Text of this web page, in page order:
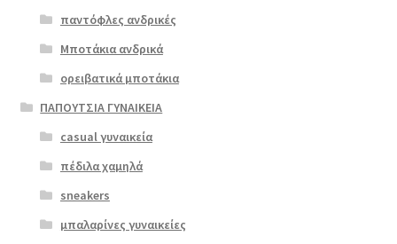
σελίδα
προϊόντος
παντόφλες ανδρικές
Μποτάκια ανδρικά
ορειβατικά μποτάκια
ΠΑΠΟΥΤΣΙΑ ΓΥΝΑΙΚΕΙΑ
casual γυναικεία
πέδιλα χαμηλά
sneakers
μπαλαρίνες γυναικείες